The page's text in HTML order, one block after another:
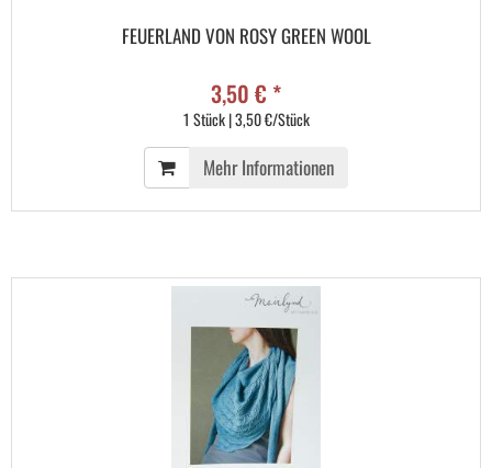
FEUERLAND VON ROSY GREEN WOOL
3,50 € *
1 Stück | 3,50 €/Stück
Mehr Informationen